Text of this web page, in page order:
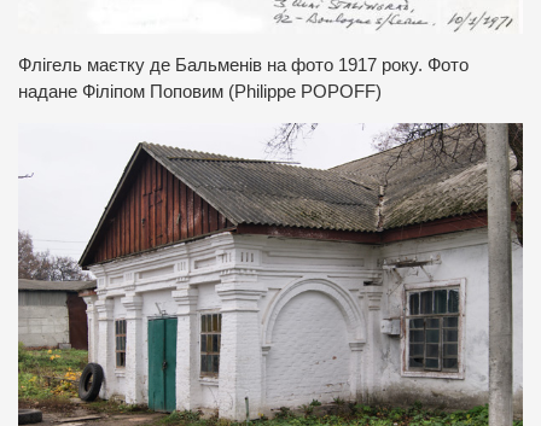
Флігель маєтку де Бальменів на фото 1917 року. Фото
надане Філіпом Поповим (Philippe POPOFF)